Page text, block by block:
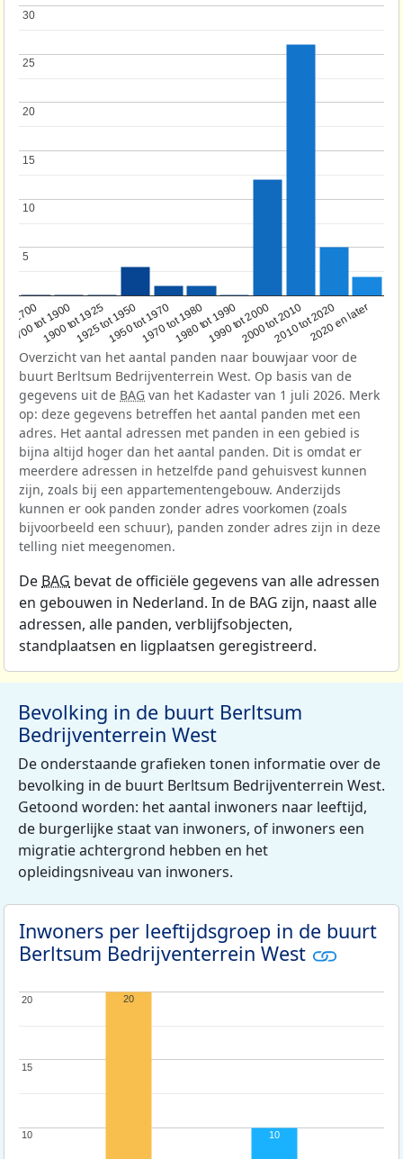
1700
1700 tot 1900
1900 tot 19251925 tot 19501950 tot 19701970 tot 19801980 tot 19901990 tot 20002000 tot 20102010 tot 20202020 en later
5
5
10
10
15
15
20
20
25
25
30
30
Overzicht van het aantal panden naar bouwjaar voor de
buurt Berltsum Bedrijventerrein West. Op basis van de
gegevens uit de BAG van het Kadaster van 1 juli 2026. Merk
op: deze gegevens betreffen het aantal panden met een
adres. Het aantal adressen met panden in een gebied is
bijna altijd hoger dan het aantal panden. Dit is omdat er
meerdere adressen in hetzelfde pand gehuisvest kunnen
zijn, zoals bij een appartementengebouw. Anderzijds
kunnen er ook panden zonder adres voorkomen (zoals
bijvoorbeeld een schuur), panden zonder adres zijn in deze
telling niet meegenomen.
De BAG bevat de officiële gegevens van alle adressen
en gebouwen in Nederland. In de BAG zijn, naast alle
adressen, alle panden, verblijfsobjecten,
standplaatsen en ligplaatsen geregistreerd.
Bevolking in de buurt Berltsum
Bedrijventerrein West
De onderstaande grafieken tonen informatie over de
bevolking in de buurt Berltsum Bedrijventerrein West.
Getoond worden: het aantal inwoners naar leeftijd,
de burgerlijke staat van inwoners, of inwoners een
migratie achtergrond hebben en het
opleidingsniveau van inwoners.
Inwoners per leeftijdsgroep in de buurt
Berltsum Bedrijventerrein West
10
10
15
15
20
20 20
10